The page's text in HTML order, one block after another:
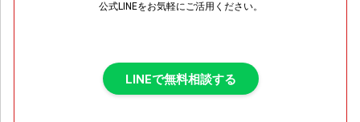
公式LINEをお気軽にご活用ください。
LINEで無料相談する